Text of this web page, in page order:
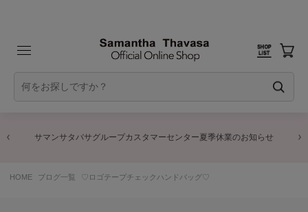
サマンサタバサグループカスタマーセンター夏季休業のお知らせ
HOME ブログ一覧 ♡ロゴテープチェックハンドバッグ♡